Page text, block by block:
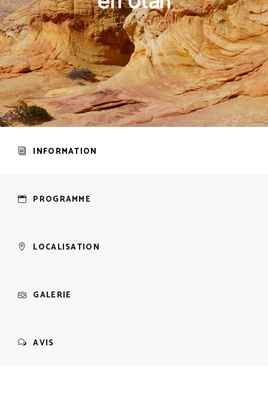
INFORMATION
PROGRAMME
LOCALISATION
GALERIE
AVIS